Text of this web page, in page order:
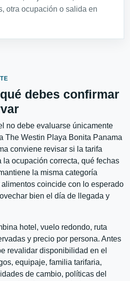
otra ocupación o salida en
debes confirmar
no debe evaluarse únicamente
The Westin Playa Bonita Panama
conviene revisar si la tarifa
la ocupación correcta, qué fechas
la misma categoría
coincide con lo esperado
bien el día de llegada y
hotel, vuelo redondo, ruta
y precio por persona. Antes
revalidar disponibilidad en el
equipaje, familia tarifaria,
de cambio, políticas del